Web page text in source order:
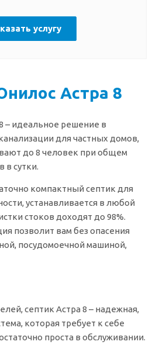
услугу
Астра 8
– идеальное решение в
для частных домов,
до 8 человек при общем
в сутки.
компактный септик для
устанавливается в любой
стоков доходят до 98%.
позволит вам без опасения
посудомоечной машиной,
септик Астра 8 – надежная,
которая требует к себе
проста в обслуживании.